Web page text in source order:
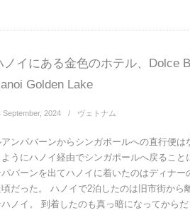
ノイにある金色のホテル、Dolce
Golden Lake
September, 2024 ヴェトナム
ンパバーンからシンガポールへの直行便は
うにハノイ経由でシンガポールへ戻ること
バーンを出てハノイに着いたのはディナー
だった。 ハノイで2泊したのは旧市街から
ノイ。 到着したのも真っ暗になってから